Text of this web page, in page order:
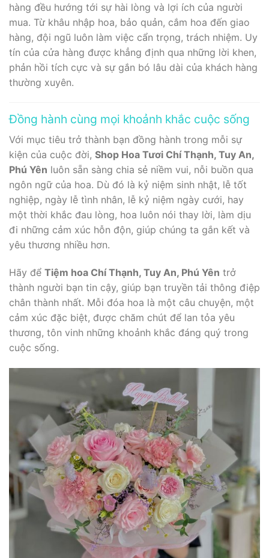
hàng đều hướng tới sự hài lòng và lợi ích của người
mua. Từ khâu nhập hoa, bảo quản, cắm hoa đến giao
hàng, đội ngũ luôn làm việc cẩn trọng, trách nhiệm. Uy
tín của cửa hàng được khẳng định qua những lời khen,
phản hồi tích cực và sự gắn bó lâu dài của khách hàng
thường xuyên.
Đồng hành cùng mọi khoảnh khắc cuộc sống
Với mục tiêu trở thành bạn đồng hành trong mỗi sự
kiện của cuộc đời, Shop Hoa Tươi Chí Thạnh, Tuy An,
Phú Yên luôn sẵn sàng chia sẻ niềm vui, nỗi buồn qua
ngôn ngữ của hoa. Dù đó là kỷ niệm sinh nhật, lễ tốt
nghiệp, ngày lễ tình nhân, lễ kỷ niệm ngày cưới, hay
một thời khắc đau lòng, hoa luôn nói thay lời, làm dịu
đi những cảm xúc hỗn độn, giúp chúng ta gắn kết và
yêu thương nhiều hơn.
Hãy để Tiệm hoa Chí Thạnh, Tuy An, Phú Yên trở
thành người bạn tin cậy, giúp bạn truyền tải thông điệp
chân thành nhất. Mỗi đóa hoa là một câu chuyện, một
cảm xúc đặc biệt, được chăm chút để lan tỏa yêu
thương, tôn vinh những khoảnh khắc đáng quý trong
cuộc sống.